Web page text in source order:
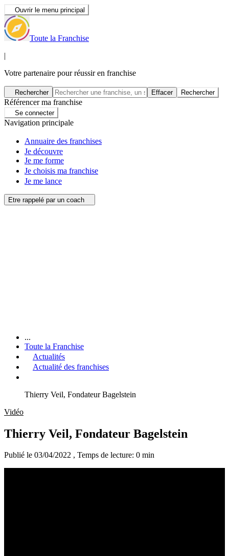
Ouvrir le menu principal
Toute la Franchise
|
Votre partenaire pour réussir en franchise
Rechercher Effacer Rechercher
Référencer ma franchise
Se connecter
Navigation principale
Annuaire des franchises
Je découvre
Je me forme
Je choisis ma franchise
Je me lance
Etre rappelé par un coach
...
Toute la Franchise
Actualités
Actualité des franchises
Thierry Veil, Fondateur Bagelstein
Vidéo
Thierry Veil, Fondateur Bagelstein
Publié le 03/04/2022 , Temps de lecture: 0 min